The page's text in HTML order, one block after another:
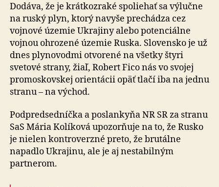
Dodáva, že je krátkozraké spoliehať sa výlučne
na ruský plyn, ktorý navyše prechádza cez
vojnové územie Ukrajiny alebo potenciálne
vojnou ohrozené územie Ruska. Slovensko je už
dnes plynovodmi otvorené na všetky štyri
svetové strany, žiaľ, Robert Fico nás vo svojej
promoskovskej orientácii opäť tlačí iba na jednu
stranu – na východ.
Podpredsedníčka a poslankyňa NR SR za stranu
SaS Mária Kolíková upozorňuje na to, že Rusko
je nielen kon­tro­ver­zné preto, že brutálne
napadlo Ukrajinu, ale je aj nesta­bil­ným
partnerom.